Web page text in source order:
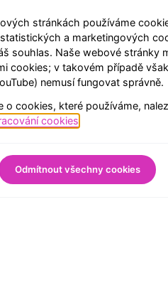
Pro veřejnost Ze
stránkách používáme
a marketingových
souhlas. Naše webové stránky
cookies; v takovém případě
nemusí fungovat správně.
o cookies, které používáme,
cookies
Odmítnout všechny cookies